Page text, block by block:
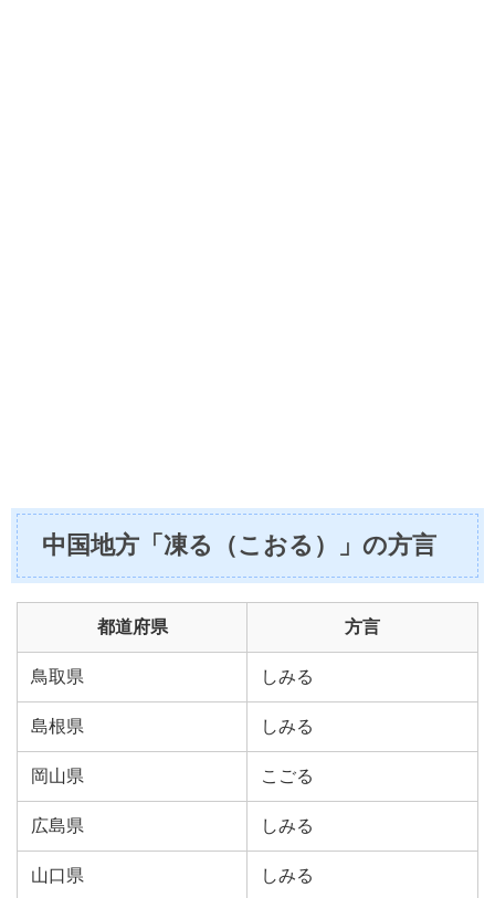
中国地方「凍る（こおる）」の方言
都道府県 方言
鳥取県 しみる
島根県 しみる
岡山県 こごる
広島県 しみる
山口県 しみる